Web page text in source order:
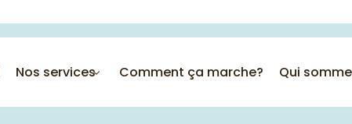
Nos services Comment ça marche? Qui